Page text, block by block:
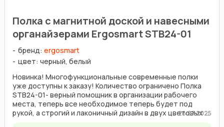
Полка с магнитной доской и навесными
органайзерами Ergosmart STB24-01
бренд: ergosmart
цвет: черный, белый
Новинка! Многофункциональные современные полки
уже доступны к заказу! Количество ограничено Полка
STB24-01- верный помощник в организации рабочего
места, теперь все необходимое теперь будет под
рукой, а строгий и лаконичный дизайн в двух цветовых ...
28.07.2025